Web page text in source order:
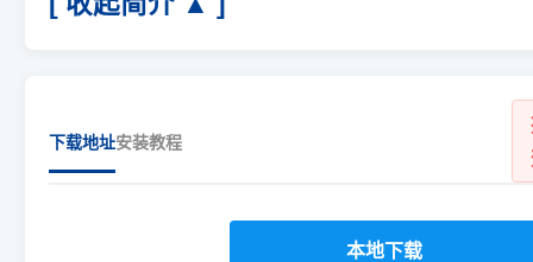
下载地址安装教程
本地下载